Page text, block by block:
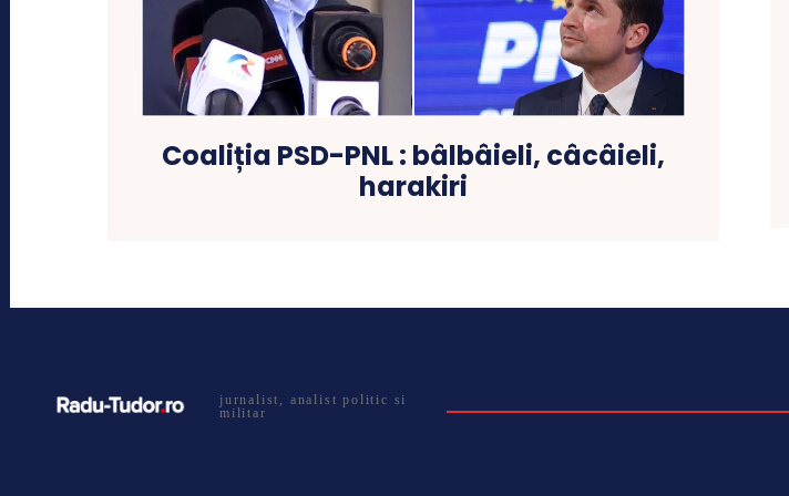
Coaliția PSD-PNL : bâlbâieli, câcâieli,
harakiri
jurnalist, analist politic si
militar